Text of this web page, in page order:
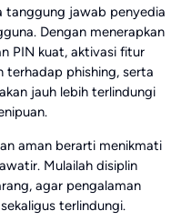
tanggung jawab penyedia
Dengan menerapkan
PIN kuat, aktivasi fitur
terhadap phishing, serta
jauh lebih terlindungi
aman berarti menikmati
Mulailah disiplin
agar pengalaman
terlindungi.